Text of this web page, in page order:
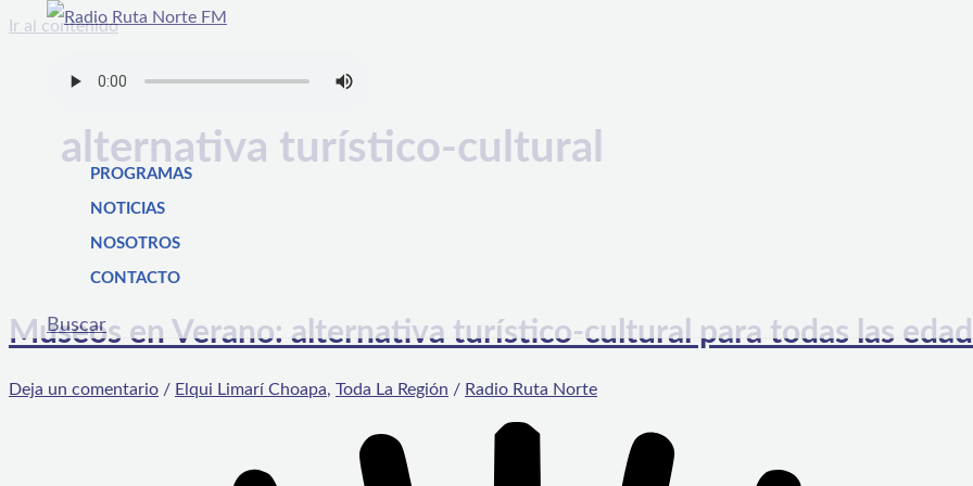
Ir al contenido
PROGRAMAS
NOTICIAS
NOSOTROS
CONTACTO
Buscar
alternativa turístico-cultural
Museos en Verano: alternativa turístico-cultural para todas las
Deja un comentario / Elqui Limarí Choapa, Toda La Región / Radio Ruta Norte